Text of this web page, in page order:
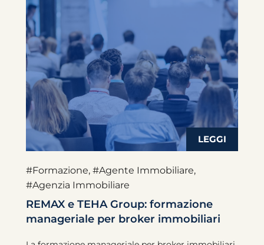
#Formazione, #Agente Immobiliare,
#Agenzia Immobiliare
REMAX e TEHA Group: formazione
manageriale per broker immobiliari